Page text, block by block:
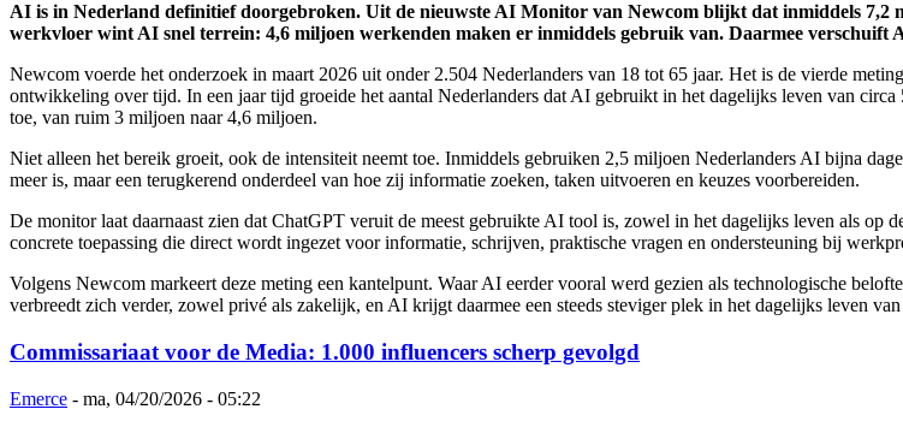
AI is in Nederland definitief doorgebroken. Uit de nieuwste AI Monitor van Newcom blijkt dat inmiddels
werkvloer wint AI snel terrein: 4,6 miljoen werkenden maken er inmiddels gebruik van. Daarmee verschuift
Newcom voerde het onderzoek in maart 2026 uit onder 2.504 Nederlanders van 18 tot 65 jaar. Het is de vierde
ontwikkeling over tijd. In een jaar tijd groeide het aantal Nederlanders dat AI gebruikt in het dagelijks leven van
toe, van ruim 3 miljoen naar 4,6 miljoen.
Niet alleen het bereik groeit, ook de intensiteit neemt toe. Inmiddels gebruiken 2,5 miljoen Nederlanders AI bijna
meer is, maar een terugkerend onderdeel van hoe zij informatie zoeken, taken uitvoeren en keuzes voorbereiden.
De monitor laat daarnaast zien dat ChatGPT veruit de meest gebruikte AI tool is, zowel in het dagelijks leven als op
concrete toepassing die direct wordt ingezet voor informatie, schrijven, praktische vragen en ondersteuning bij
Volgens Newcom markeert deze meting een kantelpunt. Waar AI eerder vooral werd gezien als technologische
verbreedt zich verder, zowel privé als zakelijk, en AI krijgt daarmee een steeds steviger plek in het dagelijks leven
Commissariaat voor de Media: 1.000 influencers scherp gevolgd
Emerce - ma, 04/20/2026 - 05:22